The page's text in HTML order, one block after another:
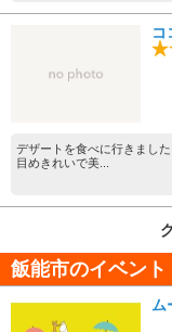
コ
デザートを食べに行きまし
目めきれいで美...
飯能市のイベント
ム